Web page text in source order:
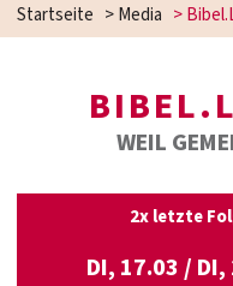
Startseite >Media >
WEIL
2x letzte
DI, 17.03 / DI,